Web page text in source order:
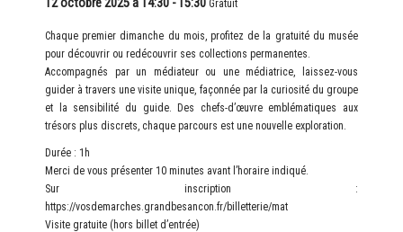
12 octobre 2025 à 14:30 -15:30 Gratuit
Chaque premier dimanche du mois, profitez de la gratuité du musée
pour découvrir ou redécouvrir ses collections permanentes.
Accompagnés par un médiateur ou une médiatrice, laissez-vous
guider à travers une visite unique, façonnée par la curiosité du groupe
et la sensibilité du guide. Des chefs-d’œuvre emblématiques aux
trésors plus discrets, chaque parcours est une nouvelle exploration.
Durée : 1h
Merci de vous présenter 10 minutes avant l’horaire indiqué.
Sur inscription :
https://vosdemarches.grandbesancon.fr/billetterie/mat
Visite gratuite (hors billet d’entrée)